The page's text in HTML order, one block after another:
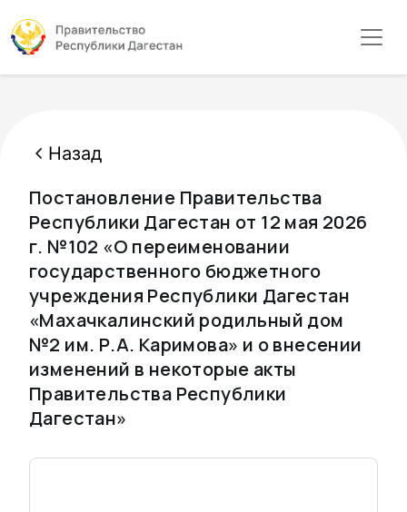
Назад
Постановление Правительства
Республики Дагестан от 12 мая 2026
г. №102 «О переименовании
государственного бюджетного
учреждения Республики Дагестан
«Махачкалинский родильный дом
№2 им. Р.А. Каримова» и о внесении
изменений в некоторые акты
Правительства Республики
Дагестан»